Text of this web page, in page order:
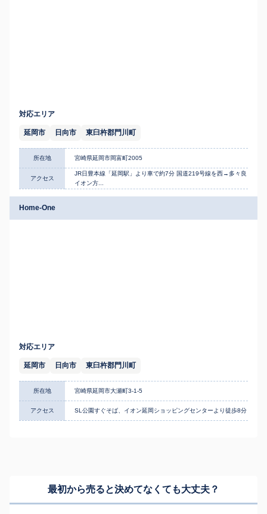
対応エリア
延岡市 日向市 東臼杵郡門川町
所在地 宮崎県延岡市岡富町2005
アクセス
JR日豊本線「延岡駅」より車で約7分 国道219号線を西→多々良
イオン方...
Home-One
対応エリア
延岡市 日向市 東臼杵郡門川町
所在地 宮崎県延岡市大瀬町3-1-5
アクセス SL公園すぐそば、イオン延岡ショッピングセンターより徒歩8分
最初から売ると決めてなくても大丈夫？